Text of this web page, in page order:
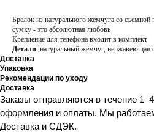
Брелок из натурального жемчуга со съемной
сумку - это абсолютная любовь
Крепление для телефона входит в комплект
Детали: натуральный жемчуг, нержавеющая
Доставка
Упаковка
Рекомендации по уходу
Доставка
Заказы отправляются в течение
оформления и оплаты. Мы
Доставка и СДЭК.